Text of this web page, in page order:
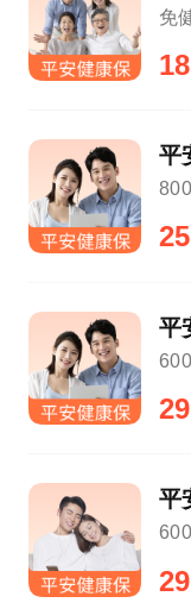
免
平
平
平